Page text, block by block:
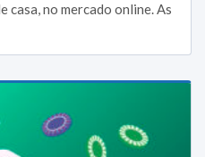
casa, no mercado online. As